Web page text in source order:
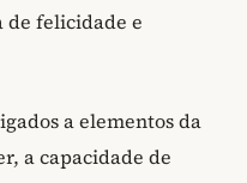
de felicidade e
a elementos da
a capacidade de